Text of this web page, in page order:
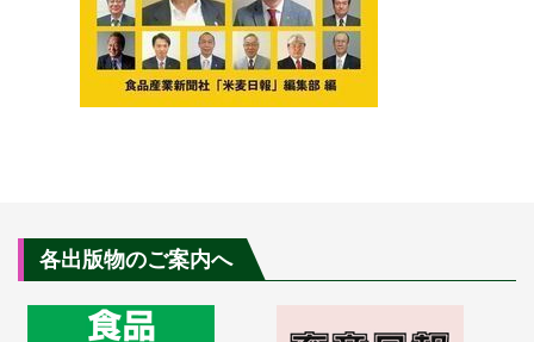
各出版物のご案内へ